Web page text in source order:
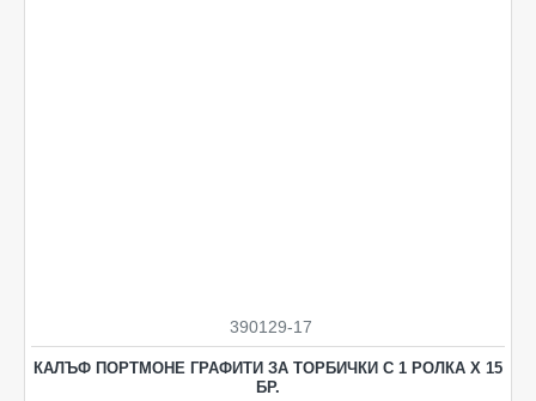
390129-17
КАЛЪФ ПОРТМОНЕ ГРАФИТИ ЗА ТОРБИЧКИ С 1 РОЛКА Х 15
БР.